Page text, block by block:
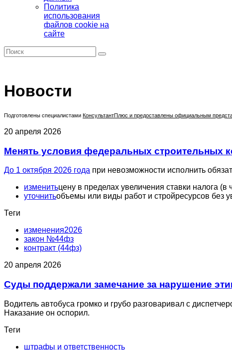
Политика
использования
файлов cookie на
сайте
Новости
Подготовлены специалистами КонсультантПлюс и предоставлены официальным
20 апреля 2026
Менять условия федеральных строительных
До 1 октября 2026 года при невозможности исполнить
изменитьцену в пределах увеличения ставки налога
уточнитьобъемы или виды работ и стройресурсов без
Теги
изменения2026
закон №44фз
контракт (44фз)
20 апреля 2026
Суды поддержали замечание за нарушение
Водитель автобуса громко и грубо разговаривал с
Наказание он оспорил.
Теги
штрафы и ответственность